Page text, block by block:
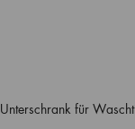
Unterschrank für